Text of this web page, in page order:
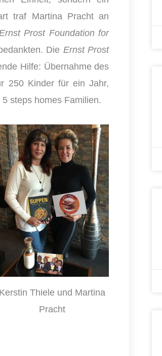
traf Martina Pracht an
Ernst Prost Foundation for
Die Ernst Prost
Hilfe: Übernahme des
250 Kinder für ein Jahr,
steps homes Familien.
Kerstin Thiele und Martina
Pracht